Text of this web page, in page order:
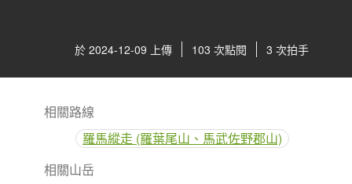
於 2024-12-09 上傳 103 次點閱 3 次拍手
相關路線
羅馬縱走 (羅葉尾山、馬武佐野郡山)
相關山岳